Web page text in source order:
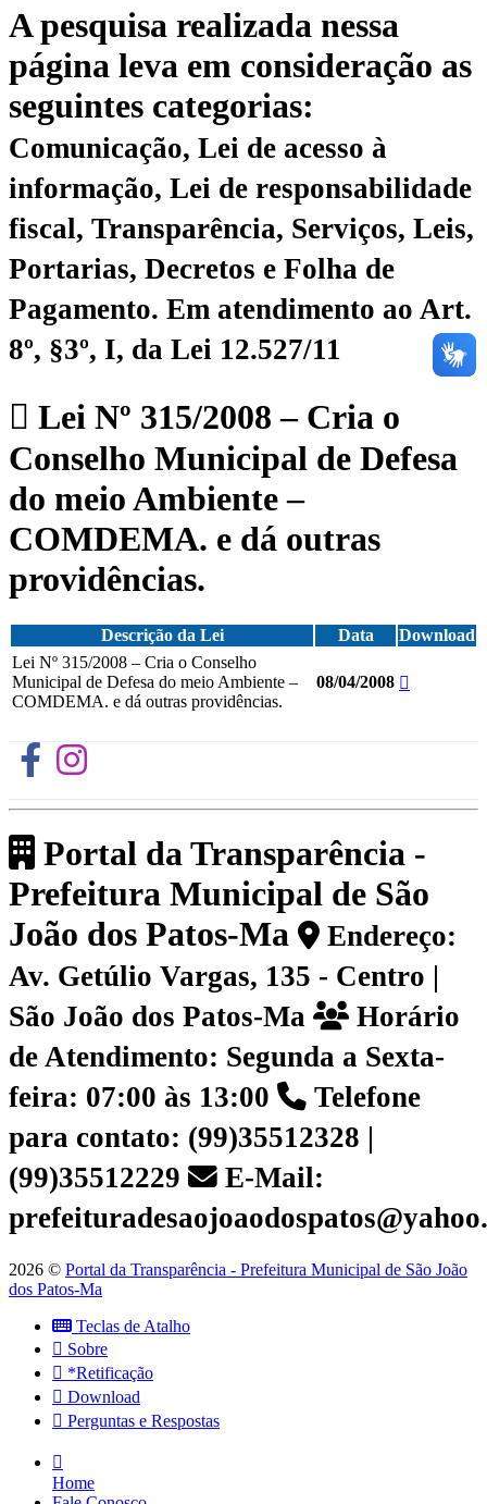
A pesquisa realizada nessa
página leva em consideração as
seguintes categorias:
Comunicação, Lei de acesso à
informação, Lei de responsabilidade
fiscal, Transparência, Serviços, Leis,
Portarias, Decretos e Folha de
Pagamento. Em atendimento ao Art.
8º, §3º, I, da Lei 12.527/11
Lei Nº 315/2008 – Cria o
Conselho Municipal de Defesa
do meio Ambiente –
COMDEMA. e dá outras
providências.
Descrição da Lei Data
Download
Lei Nº 315/2008 – Cria o Conselho
Municipal de Defesa do meio Ambiente –
COMDEMA. e dá outras providências.
08/04/2008
Portal da Transparência -
Prefeitura Municipal de São
João dos Patos-Ma
Endereço:
Av. Getúlio Vargas, 135 - Centro |
São João dos Patos-Ma
Horário
de Atendimento: Segunda a Sexta-
feira: 07:00 às 13:00
Telefone
para contato: (99)35512328 |
(99)35512229
E-Mail:
2026 © Portal da Transparência - Prefeitura Municipal de São João
dos Patos-Ma
Teclas de Atalho
Sobre
*Retificação
Download
Perguntas e Respostas
Home